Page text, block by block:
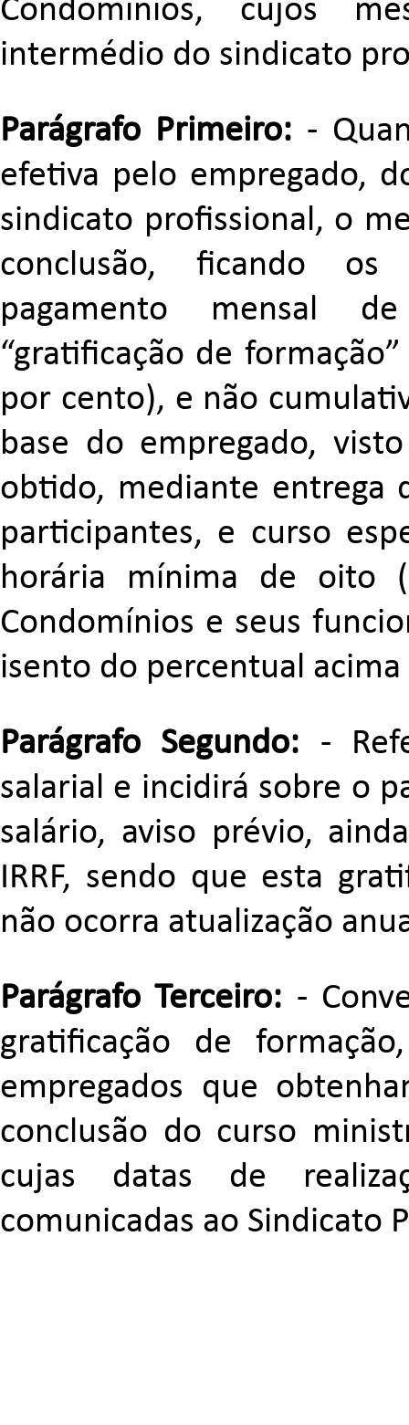
Condomínios, cujos
intermédio do sindicato
Parágrafo Primeiro: -
efetiva pelo empregado,
sindicato profissional, o
conclusão, ficando os
pagamento mensal
“gratificação de
por cento), e não
base do empregado,
obtido, mediante entrega
participantes, e curso
horária mínima de oito
Condomínios e seus
isento do percentual
Parágrafo Segundo: -
salarial e incidirá sobre o
salário, aviso prévio,
IRRF, sendo que esta
não ocorra atualização
Parágrafo Terceiro: -
gratificação de
empregados que
conclusão do curso
cujas datas de
comunicadas ao Sindicato